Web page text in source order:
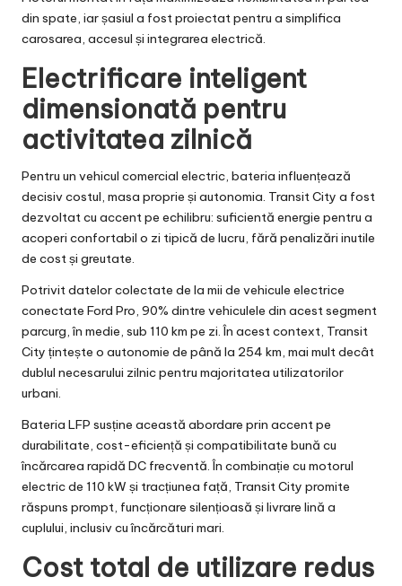
din spate, iar șasiul a fost proiectat pentru a simplifica
carosarea, accesul și integrarea electrică.
Electrificare inteligent
dimensionată pentru
activitatea zilnică
Pentru un vehicul comercial electric, bateria influențează
decisiv costul, masa proprie și autonomia. Transit City a fost
dezvoltat cu accent pe echilibru: suficientă energie pentru a
acoperi confortabil o zi tipică de lucru, fără penalizări inutile
de cost și greutate.
Potrivit datelor colectate de la mii de vehicule electrice
conectate Ford Pro, 90% dintre vehiculele din acest segment
parcurg, în medie, sub 110 km pe zi. În acest context, Transit
City țintește o autonomie de până la 254 km, mai mult decât
dublul necesarului zilnic pentru majoritatea utilizatorilor
urbani.
Bateria LFP susține această abordare prin accent pe
durabilitate, cost-eficiență și compatibilitate bună cu
încărcarea rapidă DC frecventă. În combinație cu motorul
electric de 110 kW și tracțiunea față, Transit City promite
răspuns prompt, funcționare silențioasă și livrare lină a
cuplului, inclusiv cu încărcături mari.
Cost total de utilizare redus